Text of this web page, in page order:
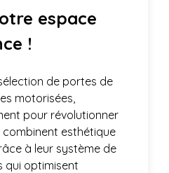
espace
!
de portes de
motorisées,
pour révolutionner
esthétique
à leur système de
qui optimisent